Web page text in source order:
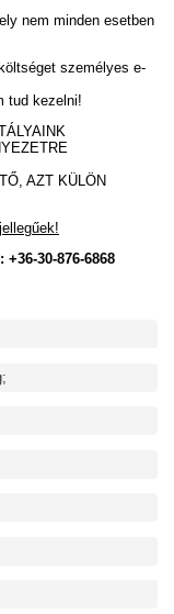
nem minden esetben
személyes e-
tud kezelni!
AZT KÜLÖN
30-876-6868